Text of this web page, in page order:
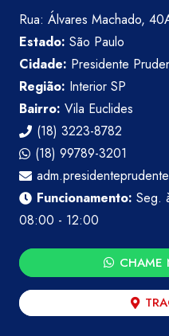
Rua: Álvares Machado,
Estado: São Paulo
Cidade: Presidente
Região: Interior SP
Bairro: Vila Euclides
(18) 3223-8782
(18) 99789-3201
Funcionamento:Seg.
08:00 - 12:00
CHAME